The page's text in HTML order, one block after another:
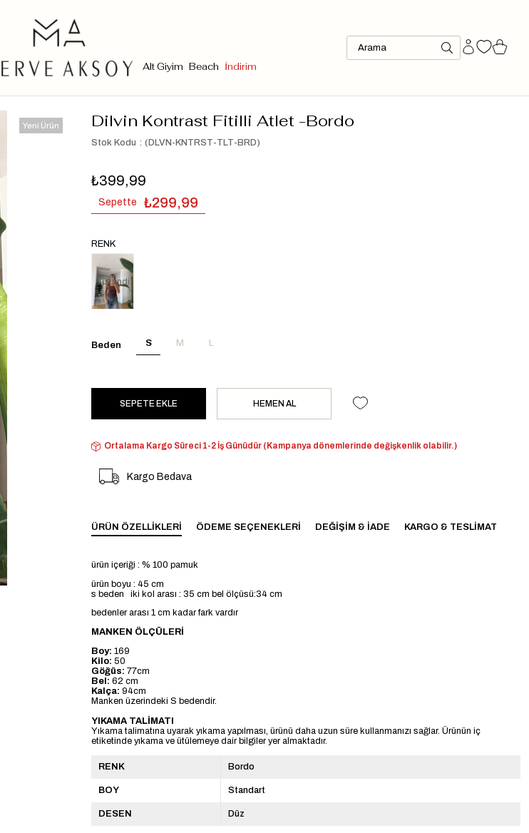
Alt Giyim Beach İndirim
Yeni Ürün Dilvin Kontrast Fitilli Atlet -Bordo
Stok Kodu (DLVN-KNTRST-TLT-BRD)
₺399,99
Sepette ₺299,99
RENK
Tükendi
Beden S M L
Ortalama Kargo Süreci 1-2 İş Günüdür (Kampanya dönemlerinde değişkenlik olabilir.)
Kargo Bedava
ÜRÜN ÖZELLIKLERI ÖDEME SEÇENEKLERI DEĞIŞIM & İADE KARGO & TESLIMAT
ürün içeriği : % 100 pamuk
ürün boyu : 45 cm
s beden iki kol arası : 35 cm bel ölçüsü:34 cm
bedenler arası 1 cm kadar fark vardır
MANKEN ÖLÇÜLERİ
Boy: 169
Kilo: 50
Göğüs: 77cm
Bel: 62 cm
Kalça: 94cm
Manken üzerindeki S bedendir.
YIKAMA TALİMATI
Yıkama talimatına uyarak yıkama yapılması, ürünü daha uzun süre kullanmanızı sağlar. Ürünün iç
etiketinde yıkama ve ütülemeye dair bilgiler yer almaktadır.
RENK Bordo
BOY Standart
DESEN Düz